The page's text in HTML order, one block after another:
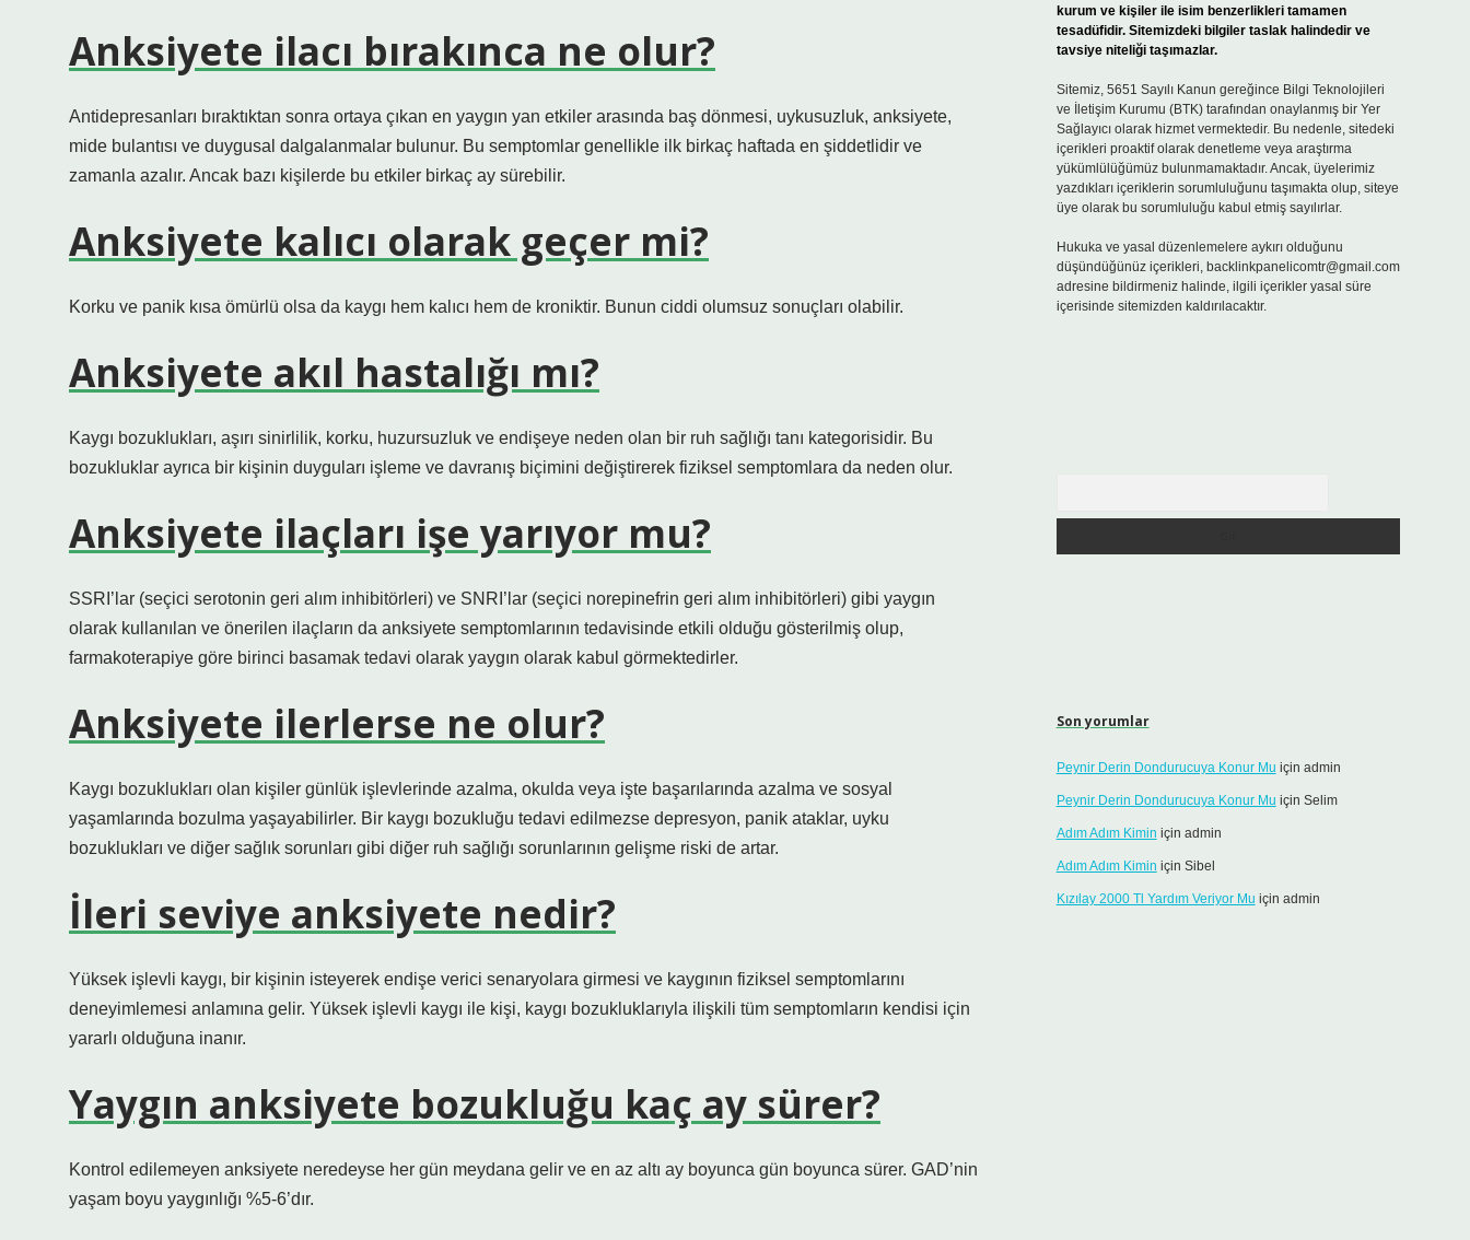
Anksiyete ilacı bırakınca ne olur?
Antidepresanları bıraktıktan sonra ortaya çıkan en yaygın yan etkiler arasında baş dönmesi, uykusuzluk, anksiyete,
mide bulantısı ve duygusal dalgalanmalar bulunur. Bu semptomlar genellikle ilk birkaç haftada en şiddetlidir ve
zamanla azalır. Ancak bazı kişilerde bu etkiler birkaç ay sürebilir.
Anksiyete kalıcı olarak geçer mi?
Korku ve panik kısa ömürlü olsa da kaygı hem kalıcı hem de kroniktir. Bunun ciddi olumsuz sonuçları olabilir.
Anksiyete akıl hastalığı mı?
Kaygı bozuklukları, aşırı sinirlilik, korku, huzursuzluk ve endişeye neden olan bir ruh sağlığı tanı kategorisidir. Bu
bozukluklar ayrıca bir kişinin duyguları işleme ve davranış biçimini değiştirerek fiziksel semptomlara da neden olur.
Anksiyete ilaçları işe yarıyor mu?
SSRI’lar (seçici serotonin geri alım inhibitörleri) ve SNRI’lar (seçici norepinefrin geri alım inhibitörleri) gibi yaygın
olarak kullanılan ve önerilen ilaçların da anksiyete semptomlarının tedavisinde etkili olduğu gösterilmiş olup,
farmakoterapiye göre birinci basamak tedavi olarak yaygın olarak kabul görmektedirler.
Anksiyete ilerlerse ne olur?
Kaygı bozuklukları olan kişiler günlük işlevlerinde azalma, okulda veya işte başarılarında azalma ve sosyal
yaşamlarında bozulma yaşayabilirler. Bir kaygı bozukluğu tedavi edilmezse depresyon, panik ataklar, uyku
bozuklukları ve diğer sağlık sorunları gibi diğer ruh sağlığı sorunlarının gelişme riski de artar.
İleri seviye anksiyete nedir?
Yüksek işlevli kaygı, bir kişinin isteyerek endişe verici senaryolara girmesi ve kaygının fiziksel semptomlarını
deneyimlemesi anlamına gelir. Yüksek işlevli kaygı ile kişi, kaygı bozukluklarıyla ilişkili tüm semptomların kendisi için
yararlı olduğuna inanır.
Yaygın anksiyete bozukluğu kaç ay sürer?
Kontrol edilemeyen anksiyete neredeyse her gün meydana gelir ve en az altı ay boyunca gün boyunca sürer. GAD’nin
yaşam boyu yaygınlığı %5-6’dır.
kurum ve kişiler ile isim benzerlikleri tamamen
tesadüfidir. Sitemizdeki bilgiler taslak halindedir ve
tavsiye niteliği taşımazlar.
Sitemiz, 5651 Sayılı Kanun gereğince Bilgi Teknolojileri
ve İletişim Kurumu (BTK) tarafından onaylanmış bir Yer
Sağlayıcı olarak hizmet vermektedir. Bu nedenle, sitedeki
içerikleri proaktif olarak denetleme veya araştırma
yükümlülüğümüz bulunmamaktadır. Ancak, üyelerimiz
yazdıkları içeriklerin sorumluluğunu taşımakta olup, siteye
üye olarak bu sorumluluğu kabul etmiş sayılırlar.
Hukuka ve yasal düzenlemelere aykırı olduğunu
düşündüğünüz içerikleri, backlinkpanelicomtr@gmail.com
adresine bildirmeniz halinde, ilgili içerikler yasal süre
içerisinde sitemizden kaldırılacaktır.
Son yorumlar
Peynir Derin Dondurucuya Konur Mu için admin
Peynir Derin Dondurucuya Konur Mu için Selim
Adım Adım Kimin için admin
Adım Adım Kimin için Sibel
Kızılay 2000 Tl Yardım Veriyor Mu için admin